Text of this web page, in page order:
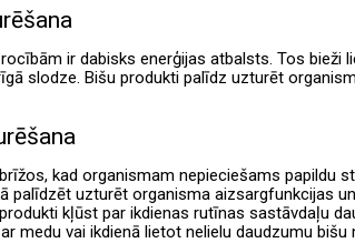
ir dabisks enerģijas atbalsts. Tos
slodze. Bišu produkti palīdz uzturēt
kad organismam nepieciešams papildu
palīdzēt uzturēt organisma aizsargfunkcijas
kļūst par ikdienas rutīnas sastāvdaļu
medu vai ikdienā lietot nelielu daudzumu bišu